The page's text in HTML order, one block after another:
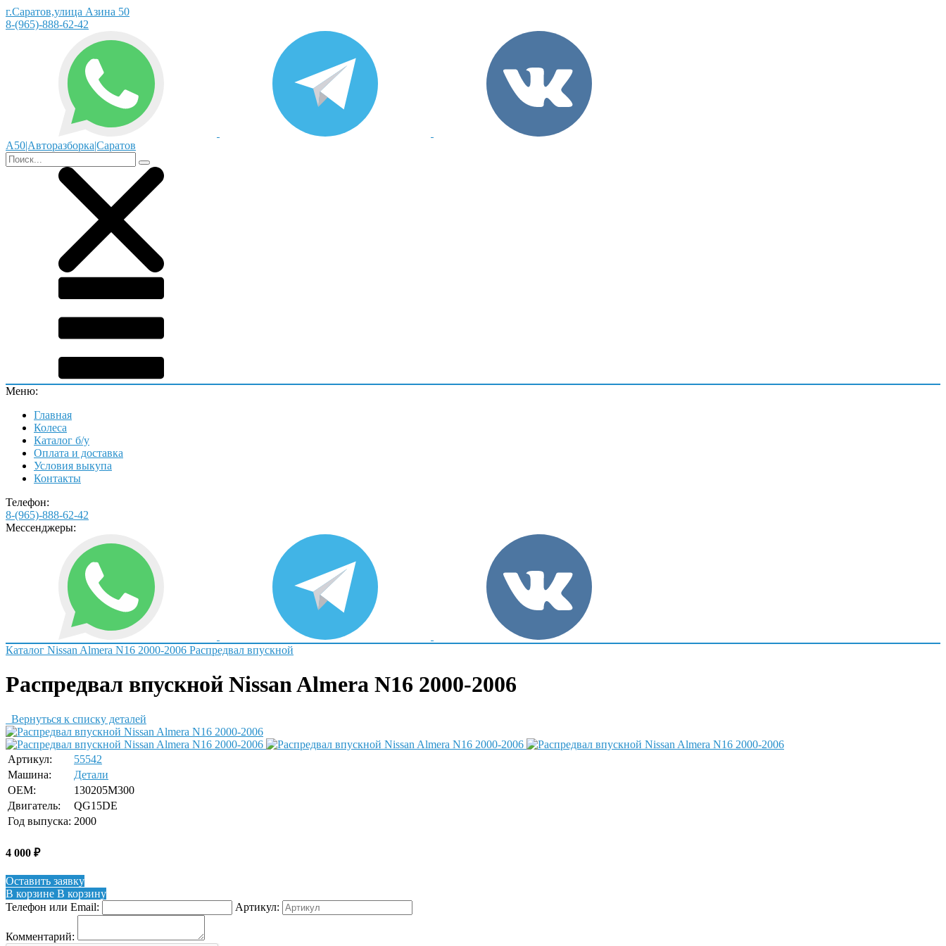
г.Саратов,улица Азина 50
8-(965)-888-62-42
А50|Авторазборка|Саратов
Меню:
Главная
Колеса
Каталог б/у
Оплата и доставка
Условия выкупа
Контакты
Телефон:
8-(965)-888-62-42
Мессенджеры:
Каталог Nissan Almera N16 2000-2006 Распредвал впускной
Распредвал впускной Nissan Almera N16 2000-2006
Вернуться к списку деталей
Артикул:
55542
Машина:
Детали
OEM:
130205M300
Двигатель:
QG15DE
Год выпуска: 2000
4 000 ₽
Оставить заявку
В корзине В корзину
Телефон или Email:
Артикул:
Комментарий: